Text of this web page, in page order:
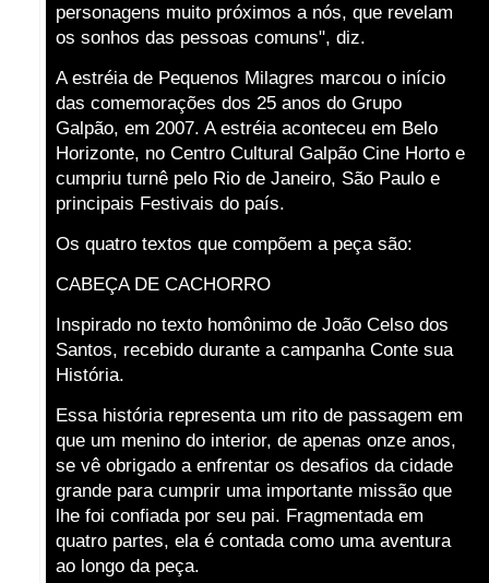
personagens muito próximos a nós, que revelam
os sonhos das pessoas comuns", diz.
A estréia de Pequenos Milagres marcou o início
das comemorações dos 25 anos do Grupo
Galpão, em 2007. A estréia aconteceu em Belo
Horizonte, no Centro Cultural Galpão Cine Horto e
cumpriu turnê pelo Rio de Janeiro, São Paulo e
principais Festivais do país.
Os quatro textos que compõem a peça são:
CABEÇA DE CACHORRO
Inspirado no texto homônimo de João Celso dos
Santos, recebido durante a campanha Conte sua
História.
Essa história representa um rito de passagem em
que um menino do interior, de apenas onze anos,
se vê obrigado a enfrentar os desafios da cidade
grande para cumprir uma importante missão que
lhe foi confiada por seu pai. Fragmentada em
quatro partes, ela é contada como uma aventura
ao longo da peça.